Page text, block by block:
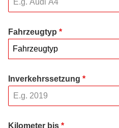
Fahrzeugtyp *
Fahrzeugtyp
Inverkehrssetzung *
Kilometer bis *